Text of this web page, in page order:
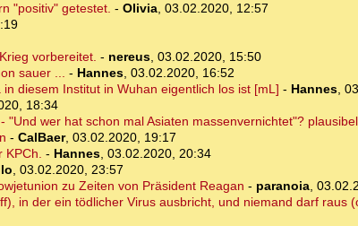
"positiv" getestet. - Olivia, 03.02.2020, 12:57
vorbereitet. - nereus, 03.02.2020, 15:50
sauer ... - Hannes, 03.02.2020, 16:52
diesem Institut in Wuhan eigentlich los ist [mL] - Hannes,
18:34
wer hat schon mal Asiaten massenvernichtet"?
- CalBaer, 03.02.2020, 19:17
KPCh. - Hannes, 03.02.2020, 20:34
, 03.02.2020, 23:57
zu Zeiten von Präsident Reagan - paranoia,
in der ein tödlicher Virus ausbricht, und niemand darf raus